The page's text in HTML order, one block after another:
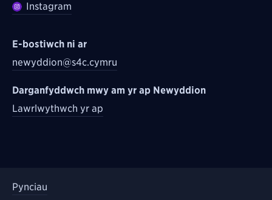
Instagram
E-bostiwch ni ar
newyddion@s4c.cymru
Darganfyddwch mwy am yr ap Newyddion
Lawrlwythwch yr ap
Pynciau